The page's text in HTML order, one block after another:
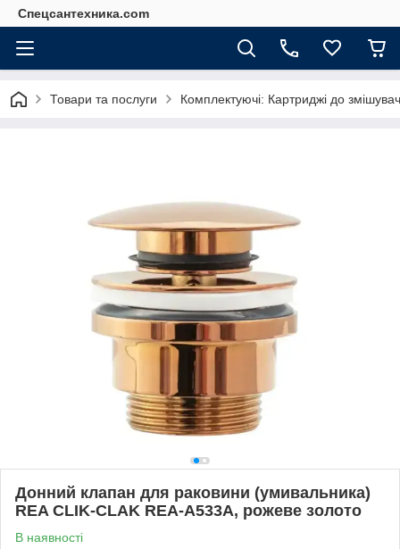
Спецсантехника.com
Товари та послуги Комплектуючі: Картриджі до
Донний клапан для раковини (умивальника)
REA CLIK-CLAK REA-A533A, рожеве золото
В наявності